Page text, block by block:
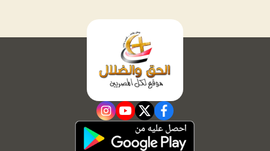
facebook
twitter
youtube
instagram